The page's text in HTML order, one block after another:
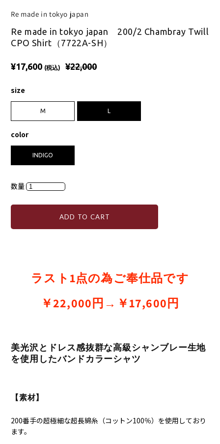
Re made in tokyo japan
Re made in tokyo japan 200/2 Chambray Twill
CPO Shirt（7722A-SH）
¥17,600 (税込) ¥22,000
size
M L
color
INDIGO
数量
ADD TO CART
ラスト1点の為ご奉仕品です
￥22,000円→￥17,600円
美光沢とドレス感抜群な高級シャンブレー生地
を使用したバンドカラーシャツ
【素材】
200番手の超極細な超長綿糸（コットン100％）を使用しており
ます。